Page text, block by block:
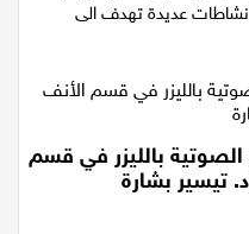
شهر التوعية لسرطان الجلد،
عديدة تهدف الى
الصوتية بالليزر في قسم
تيسير بشارة